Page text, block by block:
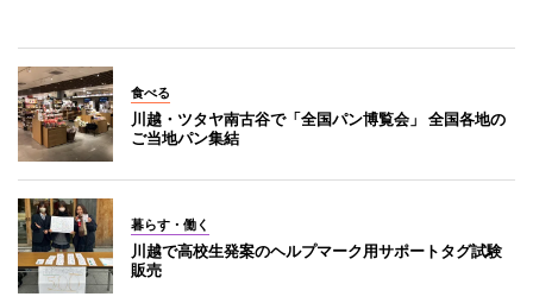
食べる
川越・ツタヤ南古谷で「全国パン博覧会」 全国各地の
ご当地パン集結
暮らす・働く
川越で高校生発案のヘルプマーク用サポートタグ試験
販売